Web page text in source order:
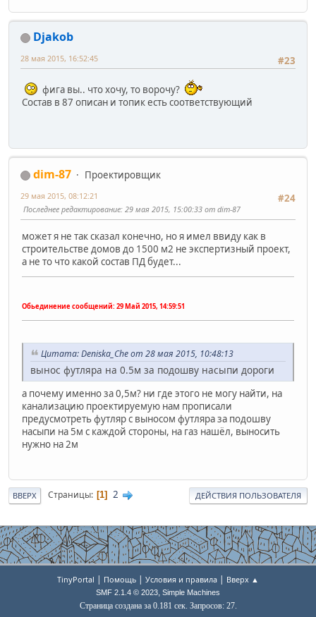
Djakob
#23
28 мая 2015, 16:52:45
фига вы.. что хочу, то ворочу?
Состав в 87 описан и топик есть соответствующий
dim-87
Проектировщик
#24
29 мая 2015, 08:12:21
Последнее редактирование: 29 мая 2015, 15:00:33 от dim-87
может я не так сказал конечно, но я имел ввиду как в
строительстве домов до 1500 м2 не экспертизный проект,
а не то что какой состав ПД будет...
Обьединение сообщений: 29 Май 2015, 14:59:51
Цитата: Deniska_Che от 28 мая 2015, 10:48:13
вынос футляра на 0.5м за подошву насыпи дороги
а почему именно за 0,5м? ни где этого не могу найти, на
канализацию проектируемую нам прописали
предусмотреть футляр с выносом футляра за подошву
насыпи на 5м с каждой стороны, на газ нашёл, выносить
нужно на 2м
ВВЕРХ Страницы 1 2 ДЕЙСТВИЯ ПОЛЬЗОВАТЕЛЯ
TinyPortal | Помощь | Условия и правила | Вверх ▲
SMF 2.1.4 © 2023, Simple Machines
Страница создана за 0.181 сек. Запросов: 27.